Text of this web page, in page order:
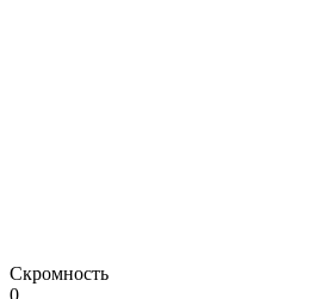
Скромность
0